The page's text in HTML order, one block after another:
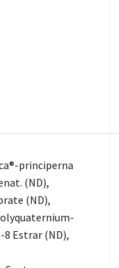
principerna
(ND),
(ND),
8 Estrar (ND),